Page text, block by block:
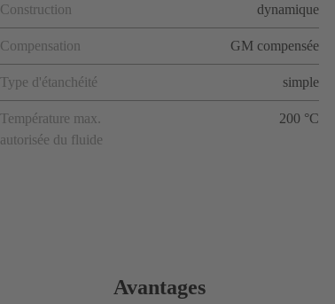
Construction dynamique
Compensation GM compensée
Type d'étanchéité simple
Température max.
autorisée du fluide
200 °C
Avantages